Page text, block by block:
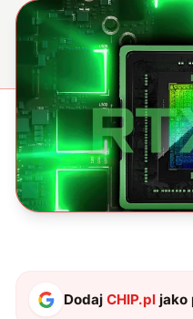
DodajCHIP.pl jako